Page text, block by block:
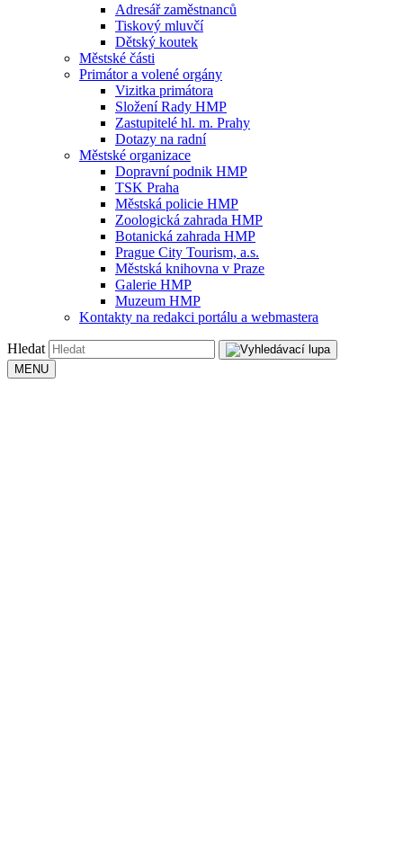
Adresář zaměstnanců
Tiskový mluvčí
Dětský koutek
Městské části
Primátor a volené orgány
Vizitka primátora
Složení Rady HMP
Zastupitelé hl. m. Prahy
Dotazy na radní
Městské organizace
Dopravní podnik HMP
TSK Praha
Městská policie HMP
Zoologická zahrada HMP
Botanická zahrada HMP
Prague City Tourism, a.s.
Městská knihovna v Praze
Galerie HMP
Muzeum HMP
Kontakty na redakci portálu a webmastera
Hledat
MENU